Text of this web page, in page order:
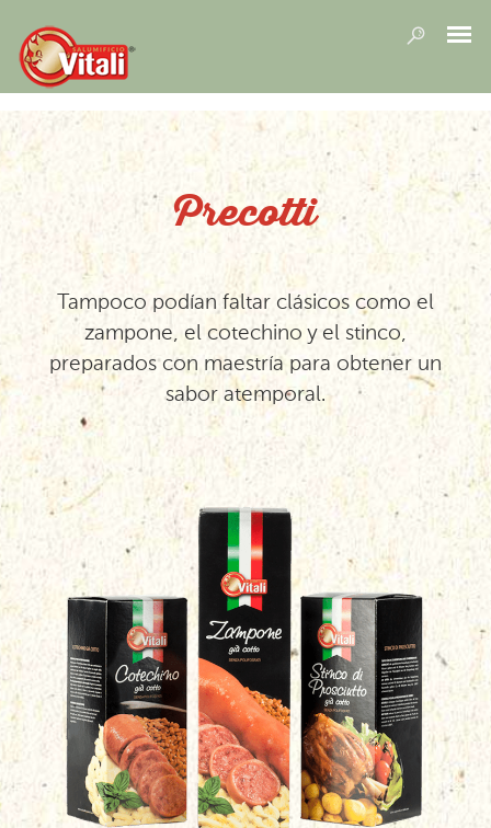
Precotti
Tampoco podían faltar clásicos como el
zampone, el cotechino y el stinco,
preparados con maestría para obtener un
sabor atemporal.